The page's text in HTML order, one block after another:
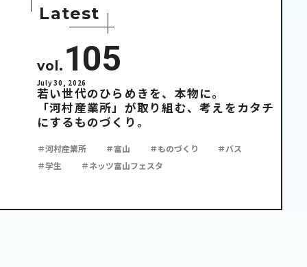
Latest
vol. 105
July 30, 2026
若い世代のひらめきを、本物に。
「河村産業所」が取り組む、考えをカタチ
にするものづくり。
＃河村産業所 ＃富山 ＃ものづくり
＃バス
＃学生
＃ネッツ富山フェスタ